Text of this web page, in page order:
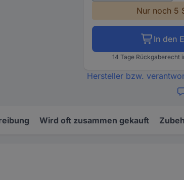
Nur noch 5
In den
14 Tage Rückgaberecht
Hersteller bzw.
Wird oft zusammen gekauft